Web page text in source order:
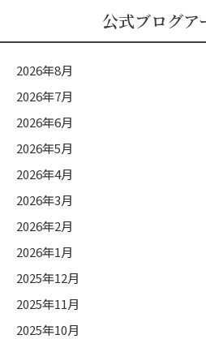
テ
ゴ
リ
ー
公式ブログア
2026年8月
2026年7月
2026年6月
2026年5月
2026年4月
2026年3月
2026年2月
2026年1月
2025年12月
2025年11月
2025年10月